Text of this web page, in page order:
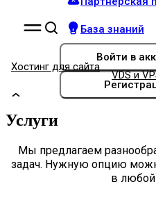
База знаний
Войти в
Хостинг для сайта
VDS и
Услуги
Мы предлагаем
задач. Нужную опцию
в